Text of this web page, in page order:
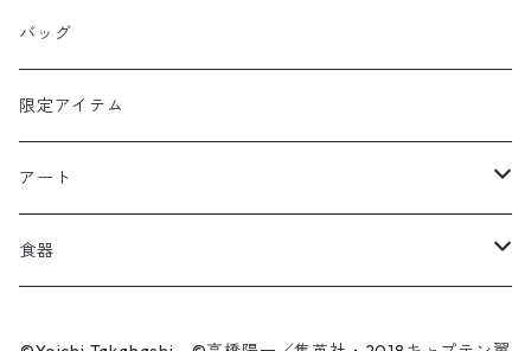
マスク
日向小次郎
カール・ハインツ・シュナイダー
肖俊光
飛翔
缶バッジ
カーシェード
フォームローラー
こけし
UDF
POP UP PARADE
手ぬぐい
タオル
バッグ
限定アイテム
アート
エアーアクリル
食器